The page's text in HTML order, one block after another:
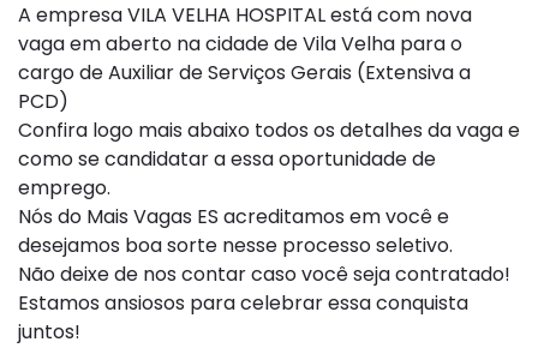
A empresa VILA VELHA HOSPITAL está com nova
vaga em aberto na cidade de Vila Velha para o
cargo de Auxiliar de Serviços Gerais (Extensiva a
PCD)
Confira logo mais abaixo todos os detalhes da vaga e
como se candidatar a essa oportunidade de
emprego.
Nós do Mais Vagas ES acreditamos em você e
desejamos boa sorte nesse processo seletivo.
Não deixe de nos contar caso você seja contratado!
Estamos ansiosos para celebrar essa conquista
juntos!